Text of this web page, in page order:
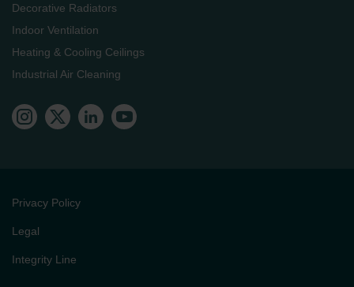
Decorative Radiators
Indoor Ventilation
Heating & Cooling Ceilings
Industrial Air Cleaning
Privacy Policy
Legal
Integrity Line